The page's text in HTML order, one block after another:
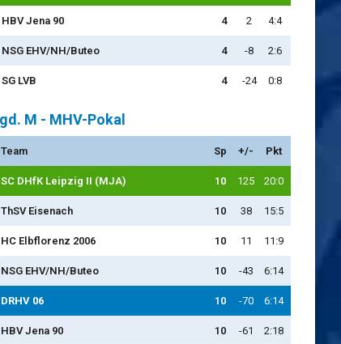
HBV Jena 90 4 2 4:4
NSG EHV/NH/Buteo 4 -8 2:6
SG LVB 4 -24 0:8
M - MHV-Pokal
Team Sp +/- Pkt
SC DHfK Leipzig II (MJA) 10 125 20:0
ThSV Eisenach 10 38 15:5
HC Elbflorenz 2006 10 11 11:9
NSG EHV/NH/Buteo 10 -43 6:14
DRHV 06 10 -70 6:14
HBV Jena 90 10 -61 2:18